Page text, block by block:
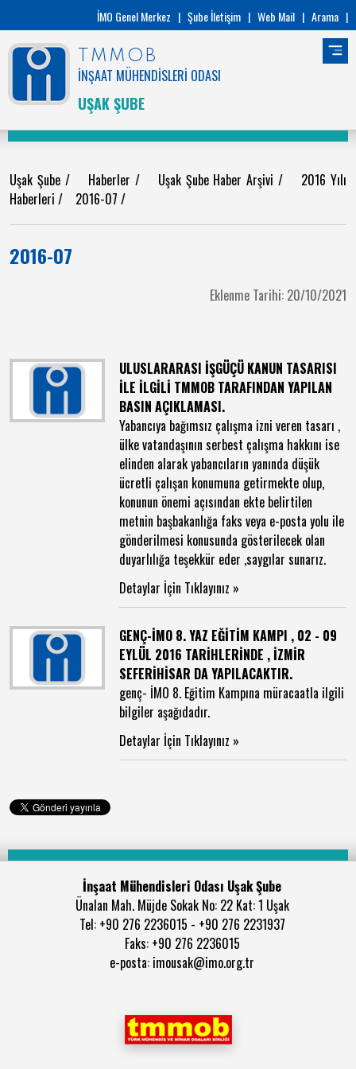
İMO Genel Merkez | Şube İletişim | Web Mail | Arama |
TMMOB
İNŞAAT MÜHENDİSLERİ ODASI
UŞAK ŞUBE
Uşak Şube / Haberler / Uşak Şube Haber Arşivi/ 2016 Yılı
Haberleri / 2016-07 /
2016-07
Eklenme Tarihi: 20/10/2021
ULUSLARARASI İŞGÜÇÜ KANUN TASARISI
İLE İLGİLİ TMMOB TARAFINDAN YAPILAN
BASIN AÇIKLAMASI.
Yabancıya bağımsız çalışma izni veren tasarı ,
ülke vatandaşının serbest çalışma hakkını ise
elinden alarak yabancıların yanında düşük
ücretli çalışan konumuna getirmekte olup,
konunun önemi açısından ekte belirtilen
metnin başbakanlığa faks veya e-posta yolu ile
gönderilmesi konusunda gösterilecek olan
duyarlılığa teşekkür eder ,saygılar sunarız.
Detaylar İçin Tıklayınız »
GENÇ-İMO 8. YAZ EĞİTİM KAMPI , 02 - 09
EYLÜL 2016 TARİHLERİNDE , İZMİR
SEFERİHİSAR DA YAPILACAKTIR.
genç- İMO 8. Eğitim Kampına müracaatla ilgili
bilgiler aşağıdadır.
Detaylar İçin Tıklayınız »
İnşaat Mühendisleri Odası Uşak Şube
Ünalan Mah. Müjde Sokak No: 22 Kat: 1 Uşak
Tel: +90 276 2236015 - +90 276 2231937
Faks: +90 276 2236015
e-posta: imousak@imo.org.tr